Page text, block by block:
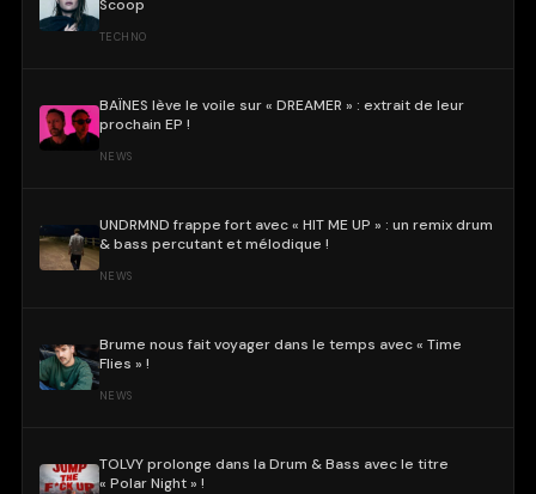
Scoop
TECHNO
BAÏNES lève le voile sur « DREAMER » : extrait de leur
prochain EP !
NEWS
UNDRMND frappe fort avec « HIT ME UP » : un remix drum
& bass percutant et mélodique !
NEWS
Brume nous fait voyager dans le temps avec « Time
Flies » !
NEWS
TOLVY prolonge dans la Drum & Bass avec le titre
« Polar Night » !